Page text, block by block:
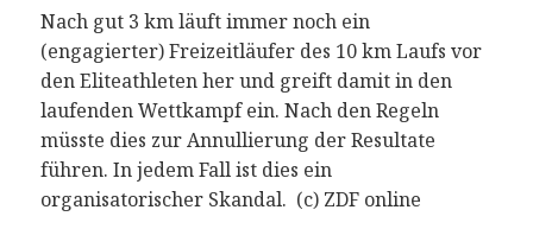
Nach gut 3 km läuft immer noch ein
(engagierter) Freizeitläufer des 10 km Laufs vor
den Eliteathleten her und greift damit in den
laufenden Wettkampf ein. Nach den Regeln
müsste dies zur Annullierung der Resultate
führen. In jedem Fall ist dies ein
organisatorischer Skandal. (c) ZDF online